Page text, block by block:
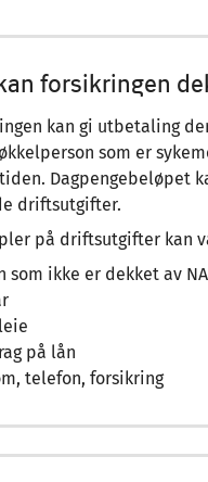
forsikringen
kan gi utbetaling
som er
Dagpengebeløpet
driftsutgifter.
på driftsutgifter kan
som ikke er dekket av
på lån
telefon, forsikring